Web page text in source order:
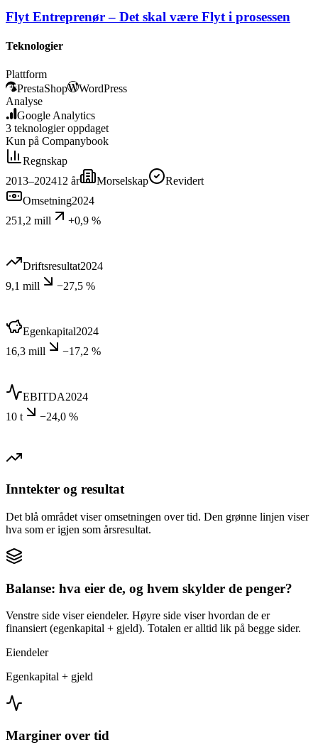
Flyt Entreprenør – Det skal være Flyt i prosessen
Teknologier
Plattform
PrestaShop
WordPress
Analyse
Google Analytics
3 teknologier oppdaget
Kun på Companybook
Regnskap
2013–202412 år Morselskap
Revidert
Omsetning2024
251,2 mill
+0,9 %
Driftsresultat2024
9,1 mill
−27,5 %
Egenkapital2024
16,3 mill
−17,2 %
EBITDA2024
10 t
−24,0 %
Inntekter og resultat
Det blå området viser omsetningen over tid. Den grønne linjen viser
hva som er igjen som årsresultat.
Balanse: hva eier de, og hvem skylder de penger?
Venstre side viser eiendeler. Høyre side viser hvordan de er
finansiert (egenkapital + gjeld). Totalen er alltid lik på begge sider.
Eiendeler
Egenkapital + gjeld
Marginer over tid